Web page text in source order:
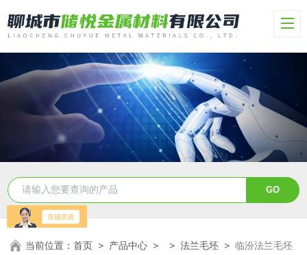
当前位置：首页 > 产品中心 > >法兰毛坯 >临汾法兰毛坯